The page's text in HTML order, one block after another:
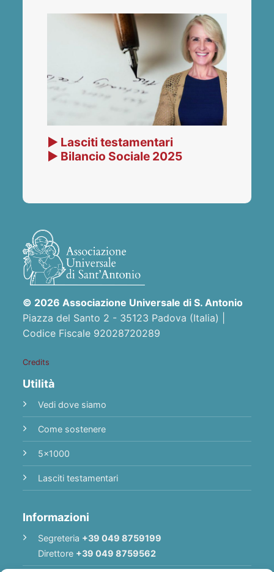
▶ Lasciti testamentari
▶ Bilancio Sociale 2025
© 2026 Associazione Universale di S. Antonio
Piazza del Santo 2 - 35123 Padova (Italia) |
Codice Fiscale 92028720289
Credits
Utilità
Vedi dove siamo
Come sostenere
5x1000
Lasciti testamentari
Informazioni
Segreteria +39 049 8759199
Direttore +39 049 8759562